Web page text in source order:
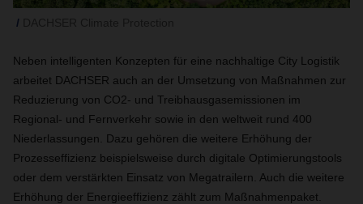
Neben intelligenten Konzepten für eine nachhaltige City Logistik
arbeitet DACHSER auch an der Umsetzung von Maßnahmen zur
Reduzierung von CO2- und Treibhausgasemissionen im
Regional- und Fernverkehr sowie in den weltweit rund 400
Niederlassungen. Dazu gehören die weitere Erhöhung der
Prozesseffizienz beispielsweise durch digitale Optimierungstools
oder dem verstärkten Einsatz von Megatrailern. Auch die weitere
Erhöhung der Energieeffizienz zählt zum Maßnahmenpaket.